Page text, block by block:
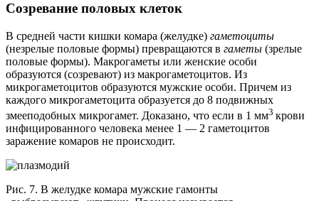
Созревание половых клеток
В средней части кишки комара (желудке) гаметоциты
(незрелые половые формы) превращаются в гаметы (зрелые
половые формы). Макрогаметы или женские особи
образуются (созревают) из макрогаметоцитов. Из
микрогаметоцитов образуются мужские особи. Причем из
каждого микрогаметоцита образуется до 8 подвижных
змееподобных микрогамет. Доказано, что если в 1 мм3 крови
инфицированного человека менее 1 — 2 гаметоцитов
заражение комаров не происходит.
Рис. 7. В желудке комара мужские гамонты